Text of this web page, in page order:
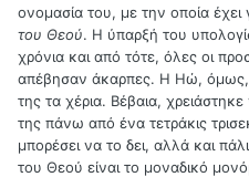
ονομασία του, με την οποία έχει
του Θεού. Η ύπαρξή του
χρόνια και από τότε, όλες οι
απέβησαν άκαρπες. Η Ηώ, όμως,
της τα χέρια. Βέβαια,
της πάνω από ένα τετράκις
μπορέσει να το δει, αλλά και
του Θεού είναι το μοναδικό